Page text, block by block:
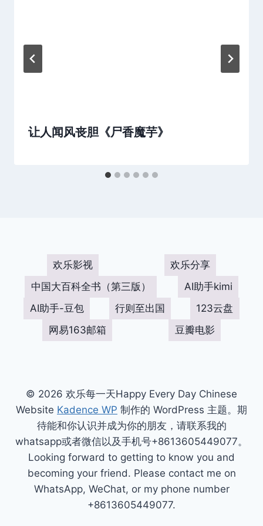
让人闻风丧胆《尸香魔芋》
欢乐影视
欢乐分享
中国大百科全书（第三版）
AI助手kimi
AI助手-豆包
行则至出国
123云盘
网易163邮箱
豆瓣电影
© 2026 欢乐每一天Happy Every Day Chinese
Website Kadence WP 制作的 WordPress 主题。期
待能和你认识并成为你的朋友，请联系我的
whatsapp或者微信以及手机号+8613605449077。
Looking forward to getting to know you and
becoming your friend. Please contact me on
WhatsApp, WeChat, or my phone number
+8613605449077.